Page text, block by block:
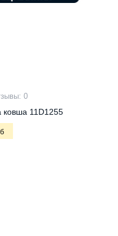
0
11D1255